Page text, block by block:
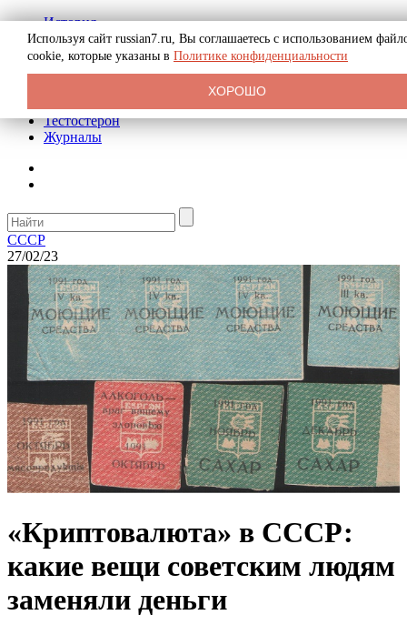
История
Биография
Криминал
Реклама на сайте
Тестостерон
Журналы
СССР
27/02/23
«Криптовалюта» в СССР:
какие вещи советским людям
заменяли деньги
Используя сайт russian7.ru, Вы соглашаетесь с использованием
cookie, которые указаны в Политике конфиденциальности
ХОРОШО